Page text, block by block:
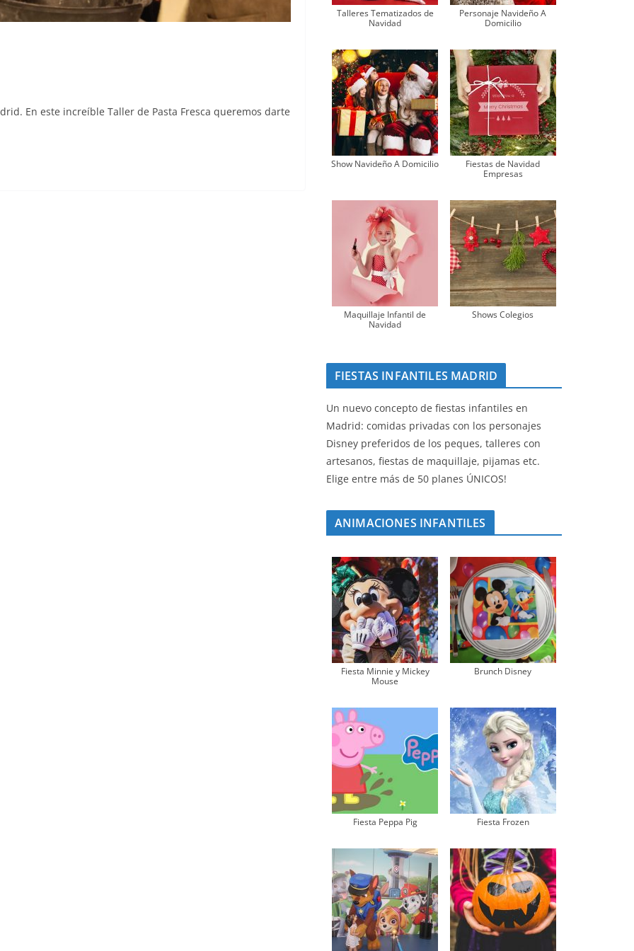
En este increíble Taller de Pasta Fresca queremos darte
Talleres Tematizados de
Navidad
Personaje Navideño A
Domicilio
Show Navideño A Domicilio
Fiestas de Navidad
Empresas
Maquillaje Infantil de
Navidad
Shows Colegios
FIESTAS INFANTILES MADRID
Un nuevo concepto de fiestas infantiles en
Madrid: comidas privadas con los personajes
Disney preferidos de los peques, talleres con
artesanos, fiestas de maquillaje, pijamas etc.
Elige entre más de 50 planes ÚNICOS!
ANIMACIONES INFANTILES
Fiesta Minnie y Mickey
Mouse
Brunch Disney
Fiesta Peppa Pig Fiesta Frozen